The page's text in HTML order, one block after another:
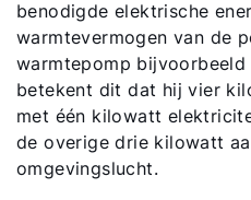
benodigde elektrische
warmtevermogen van de
warmtepomp bijvoorbeeld
betekent dit dat hij vier
met één kilowatt
de overige drie kilowatt
omgevingslucht.